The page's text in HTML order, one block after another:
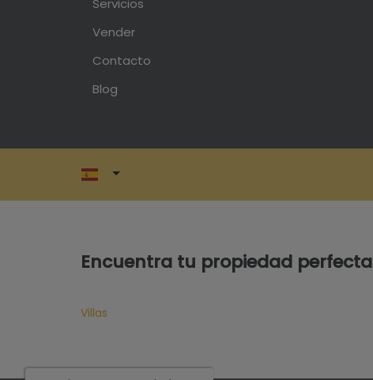
Servicios
Vender
Contacto
Blog
Encuentra tu propiedad perfecta
Villas